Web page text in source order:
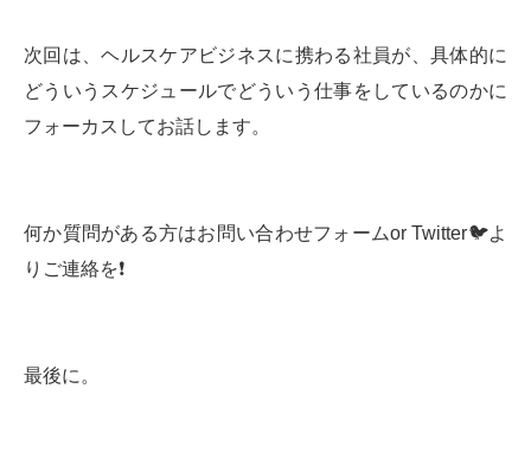
次回は、ヘルスケアビジネスに携わる社員が、具体的に
どういうスケジュールでどういう仕事をしているのかに
フォーカスしてお話します。
何か質問がある方はお問い合わせフォームor Twitter🐦よ
りご連絡を❗️
最後に。